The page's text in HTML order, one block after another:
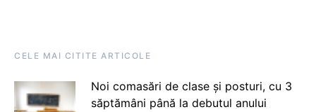
CELE MAI CITITE ARTICOLE
Noi comasări de clase și posturi, cu 3
săptămâni până la debutul anului